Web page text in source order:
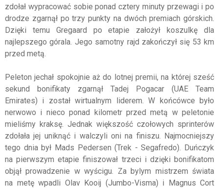
zdołał wypracować sobie ponad cztery minuty przewagi i po
drodze zgarnął po trzy punkty na dwóch premiach górskich.
Dzięki temu Gregaard po etapie założył koszulkę dla
najlepszego górala. Jego samotny rajd zakończył się 53 km
przed metą.
Peleton jechał spokojnie aż do lotnej premii, na której sześć
sekund bonifikaty zgarnął Tadej Pogacar (UAE Team
Emirates) i został wirtualnym liderem. W końcówce było
nerwowo i nieco ponad kilometr przed metą w peletonie
mieliśmy kraksę. Jednak większość czołowych sprinterów
zdołała jej uniknąć i walczyli oni na finiszu. Najmocniejszy
tego dnia był Mads Pedersen (Trek - Segafredo). Duńczyk
na pierwszym etapie finiszował trzeci i dzięki bonifikatom
objął prowadzenie w wyścigu. Za bylym mistrzem świata
na metę wpadli Olav Kooij (Jumbo-Visma) i Magnus Cort